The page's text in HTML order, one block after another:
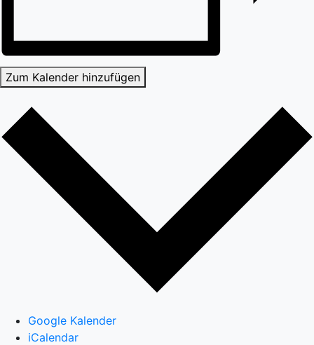
Zum Kalender hinzufügen
Google Kalender
iCalendar